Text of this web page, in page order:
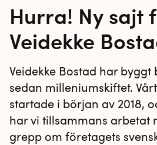
Hurra! Ny sajt
Veidekke
Veidekke Bostad har byggt
sedan milleniumskiftet.
startade i början av 2018,
har vi tillsammans arbetat
grepp om företagets